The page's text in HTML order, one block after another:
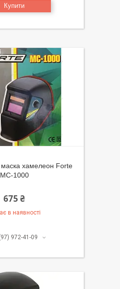
Купити
хамелеон Forte
MC-1000
675 ₴
в наявності
972-41-09